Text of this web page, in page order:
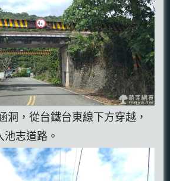
洞，從台鐵台東線下方穿越，
志道路。